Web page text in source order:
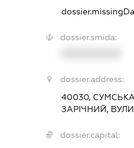
dossier.smida:
dossier.address:
40030,
ЗАРІЧНИЙ,
dossier.capital: